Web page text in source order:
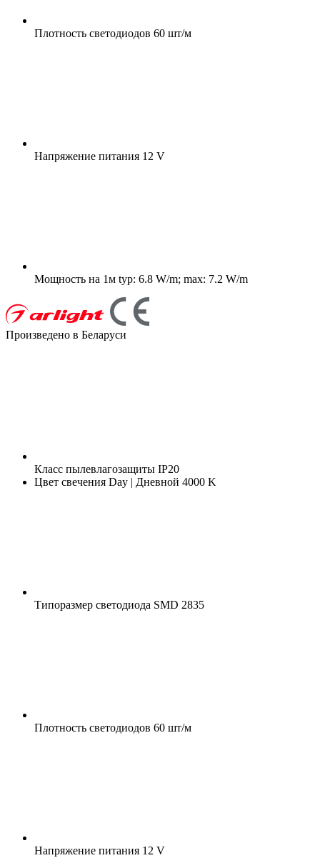
Плотность светодиодов 60 шт/м
Напряжение питания 12 V
Мощность на 1м typ: 6.8 W/m; max: 7.2 W/m
Произведено в Беларуси
Класс пылевлагозащиты IP20
Цвет свечения Day | Дневной 4000 K
Типоразмер светодиода SMD 2835
Плотность светодиодов 60 шт/м
Напряжение питания 12 V